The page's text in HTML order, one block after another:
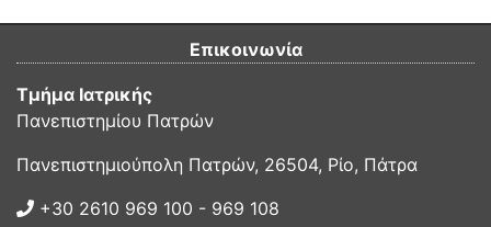
Επικοινωνία
Τμήμα Ιατρικής
Πανεπιστημίου Πατρών
Πανεπιστημιούπολη Πατρών, 26504, Ρίο, Πάτρα
+30 2610 969 100 - 969 108